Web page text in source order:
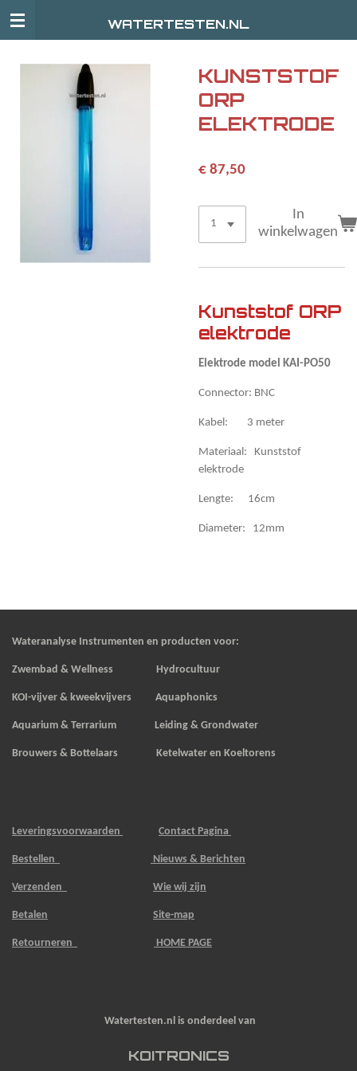
Ga
de
hoofdinhoud
WATERTESTEN.NL
KUNSTSTOF
ORP
ELEKTRODE
€ 87,50
In
winkelwagen
Kunststof ORP
elektrode
Elektrode model KAI-PO50
Connector: BNC
Kabel: 3 meter
Materiaal: Kunststof
elektrode
Lengte: 16cm
Diameter: 12mm
Wateranalyse Instrumenten en producten voor:
Zwembad & Wellness Hydrocultuur
KOI-vijver & kweekvijvers Aquaphonics
Aquarium & Terrarium Leiding & Grondwater
Brouwers & Bottelaars Ketelwater en Koeltorens
Leveringsvoorwaarden Contact Pagina
Bestellen Nieuws & Berichten
Verzenden Wie wij zijn
Betalen Site-map
Retourneren HOME PAGE
Watertesten.nl is onderdeel van
KOITRONICS